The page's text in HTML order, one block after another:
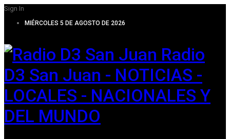
Sign In
MIÉRCOLES 5 DE AGOSTO DE 2026
Radio
D3 San Juan - NOTICIAS -
LOCALES - NACIONALES Y
DEL MUNDO